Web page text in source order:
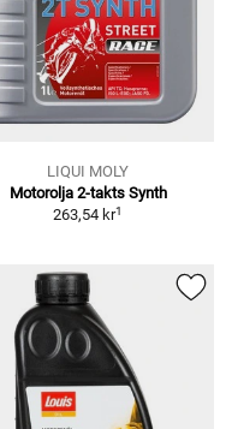
LIQUI MOLY
Motorolja 2-takts Synth
263,54 kr1